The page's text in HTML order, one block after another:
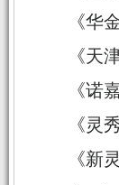
《华
《天
《
《灵
《新